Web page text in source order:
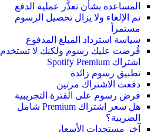
المساعدة بشأن تعذُّر عملية الدفع
تم الإلغاء ولا يزال تحصيل الرسوم
مستمراً
سياسة استرداد المبلغ المدفوع
فُرضت عليك رسوم ولكنك لا تستخدم
اشتراك Spotify Premium
تطبيق رسوم زائدة
دفعت الاشتراك مرتين
فرض رسوم على الفترة التجريبية
هل سعر اشتراك Premium شامل
الضريبة؟
آخر مستجدات الأسعار